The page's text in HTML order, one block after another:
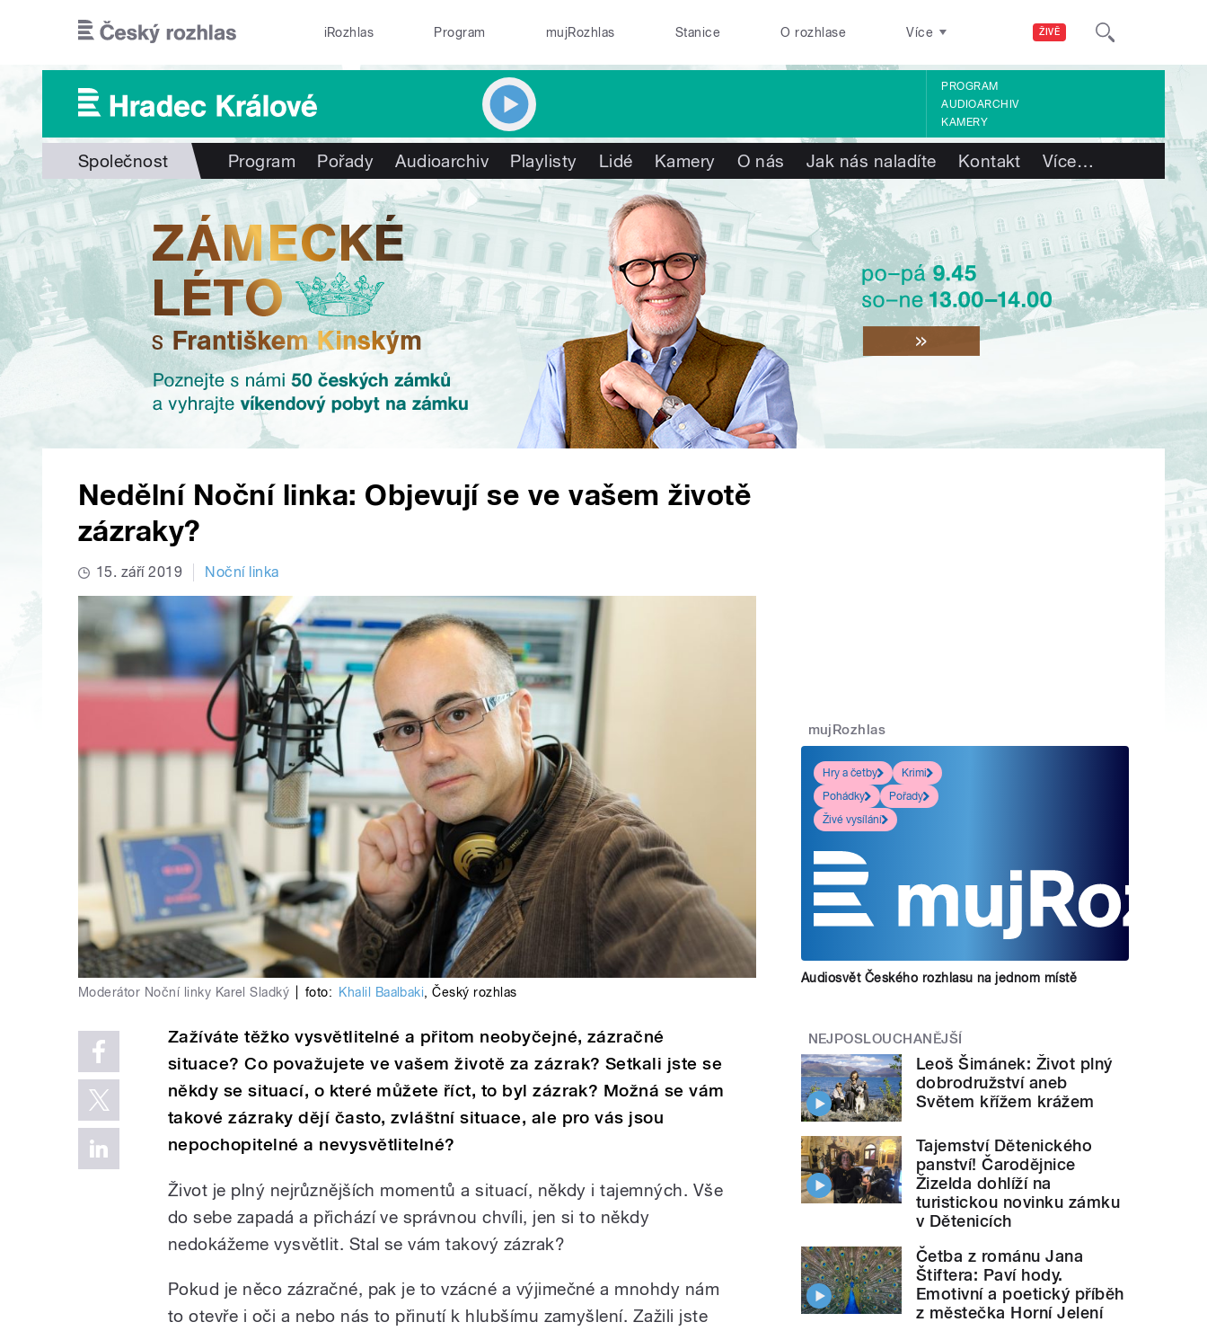
ŽIVĚ
iRozhlas Program mujRozhlas Stanice O rozhlase Více
PROGRAM
AUDIOARCHIV
KAMERY
Společnost Program Pořady Audioarchiv Playlisty Lidé Kamery O nás Jak nás naladíte Kontakt Více…
Nedělní Noční linka: Objevují se ve vašem životě
zázraky?
15. září 2019 Noční linka
Moderátor Noční linky Karel Sladký foto: Khalil Baalbaki,Český rozhlas
Zažíváte těžko vysvětlitelné a přitom neobyčejné, zázračné
situace? Co považujete ve vašem životě za zázrak? Setkali jste se
někdy se situací, o které můžete říct, to byl zázrak? Možná se vám
takové zázraky dějí často, zvláštní situace, ale pro vás jsou
nepochopitelné a nevysvětlitelné?
Život je plný nejrůznějších momentů a situací, někdy i tajemných. Vše
do sebe zapadá a přichází ve správnou chvíli, jen si to někdy
nedokážeme vysvětlit. Stal se vám takový zázrak?
Pokud je něco zázračné, pak je to vzácné a výjimečné a mnohdy nám
to otevře i oči a nebo nás to přinutí k hlubšímu zamyšlení. Zažili jste
mujRozhlas
Hry a četby
Krimi
Pohádky
Pořady
Živé vysílání
Audiosvět Českého rozhlasu na jednom místě
NEJPOSLOUCHANĚJŠÍ
Leoš Šimánek: Život plný
dobrodružství aneb
Světem křížem krážem
Tajemství Dětenického
panství! Čarodějnice
Žizelda dohlíží na
turistickou novinku zámku
v Dětenicích
Četba z románu Jana
Štiftera: Paví hody.
Emotivní a poetický příběh
z městečka Horní Jelení